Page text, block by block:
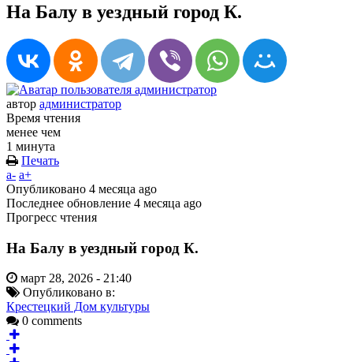
На Балу в уездный город К.
автор администратор
Время чтения
менее чем
1 минута
Печать
a- a+
Опубликовано 4 месяца ago
Последнее обновление 4 месяца ago
Прогресс чтения
На Балу в уездный город К.
март 28, 2026 - 21:40
Опубликовано в:
Крестецкий Дом культуры
0 comments